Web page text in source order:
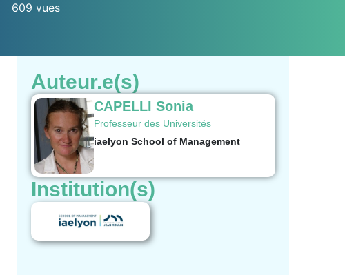
609 vues
Auteur.e(s)
CAPELLI Sonia
Professeur des Universités
iaelyon School of Management
Institution(s)